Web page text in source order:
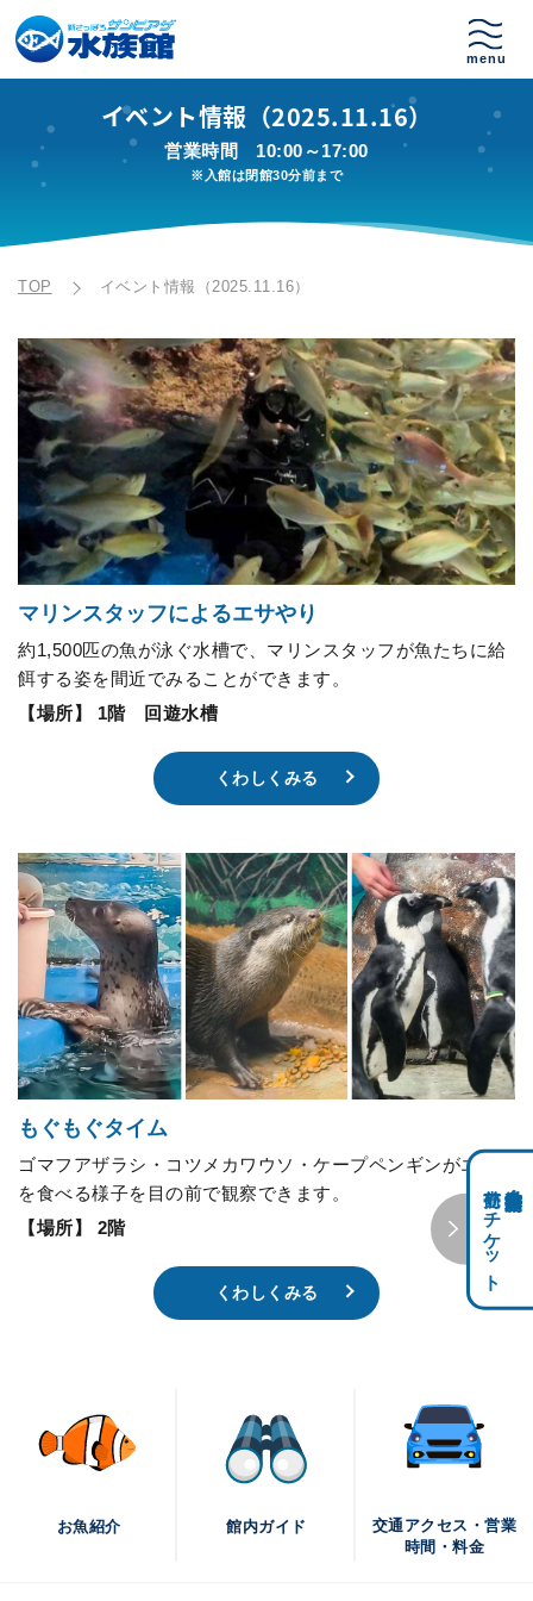
イベント情報（2025.11.16）
営業時間 10:00～17:00
※入館は閉館30分前まで
TOP イベント情報（2025.11.16）
マリンスタッフによるエサやり
約1,500匹の魚が泳ぐ水槽で、マリンスタッフが魚たちに給
餌する姿を間近でみることができます。
【場所】 1階 回遊水槽
くわしくみる
もぐもぐタイム
ゴマフアザラシ・コツメカワウソ・ケープペンギンがエサ
を食べる様子を目の前で観察できます。
【場所】 2階
くわしくみる
お魚紹介 館内ガイド
交通アクセス・営業
時間・料金
前売りチケット